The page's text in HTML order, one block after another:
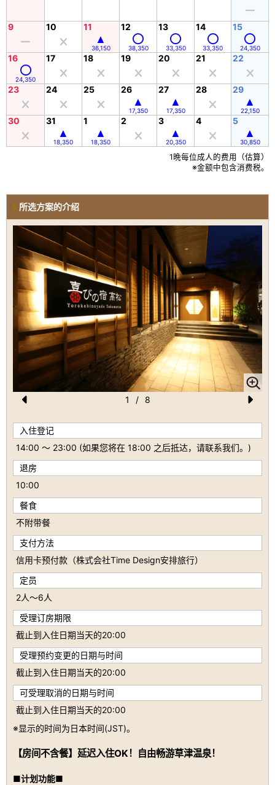
9 10 11
36,150
12
38,350
13
33,350
14
33,350
15
24,350
16
24,350
17 18 19 20 21 22
23 24 25 26
17,350
27
17,350
28 29
22,150
30 31
18,350
1
18,350
2 3
20,350
4 5
30,850
1晩每位成人的费用（估算）
※金额中包含消费税。
所选方案的介绍
e
vi
o
u
s
xt
1 / 8
入住登记
14:00 ～ 23:00 (如果您将在 18:00 之后抵达，请联系我们。)
退房
10:00
餐食
不附带餐
支付方法
信用卡预付款（株式会社Time Design安排旅行）
定员
2人～6人
受理订房期限
截止到入住日期当天的20:00
受理预约变更的日期与时间
截止到入住日期当天的20:00
可受理取消的日期与时间
截止到入住日期当天的20:00
※显示的时间为日本时间(JST)。
【房间不含餐】延迟入住OK！自由畅游草津温泉！
■计划功能■